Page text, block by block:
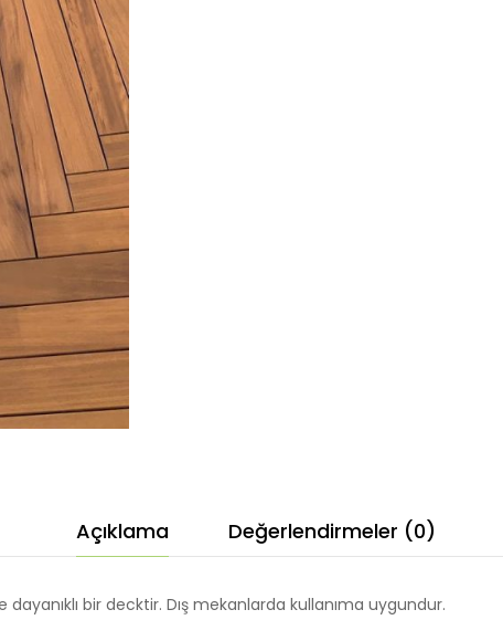
Açıklama Değerlendirmeler (0)
bir decktir. Dış mekanlarda kullanıma uygundur.